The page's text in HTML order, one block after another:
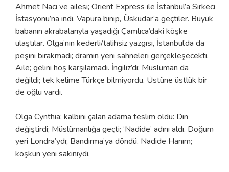
Ahmet Naci ve ailesi; Orient Express ile İstanbul’a Sirkeci
İstasyonu’na indi. Vapura binip, Üsküdar’a geçtiler. Büyük
babanın akrabalarıyla yaşadığı Çamlıca’daki köşke
ulaştılar. Olga’nın kederli/talihsiz yazgısı, İstanbul’da da
peşini bırakmadı; dramın yeni sahneleri gerçekleşecekti.
Aile; gelini hoş karşılamadı. İngiliz’di; Müslüman da
değildi; tek kelime Türkçe bilmiyordu. Üstüne üstlük bir
de oğlu vardı.
Olga Cynthia; kalbini çalan adama teslim oldu: Din
değiştirdi; Müslümanlığa geçti; ‘Nadide’ adını aldı. Doğum
yeri Londra’ydı; Bandırma’ya döndü. Nadide Hanım;
köşkün yeni sakiniydi.